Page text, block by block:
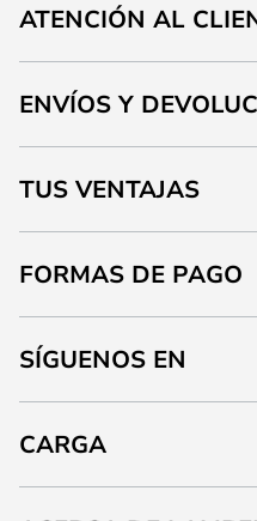
ATENCIÓN AL
ENVÍOS Y
TUS VENTAJAS
FORMAS DE PAGO
SÍGUENOS EN
CARGA